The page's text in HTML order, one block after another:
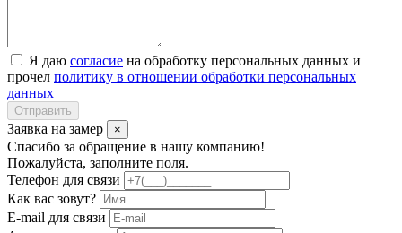
Я даю согласие на обработку персональных данных и
прочел политику в отношении обработки персональных
данных
Отправить
Заявка на замер ×
Спасибо за обращение в нашу компанию!
Пожалуйста, заполните поля.
Телефон для связи
Как вас зовут?
E-mail для связи